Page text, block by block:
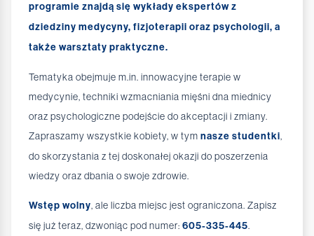
programie znajdą się wykłady ekspertów z
dziedziny medycyny, fizjoterapii oraz psychologii, a
także warsztaty praktyczne.
Tematyka obejmuje m.in. innowacyjne terapie w
medycynie, techniki wzmacniania mięśni dna miednicy
oraz psychologiczne podejście do akceptacji i zmiany.
Zapraszamy wszystkie kobiety, w tym nasze studentki,
do skorzystania z tej doskonałej okazji do poszerzenia
wiedzy oraz dbania o swoje zdrowie.
Wstęp wolny, ale liczba miejsc jest ograniczona. Zapisz
się już teraz, dzwoniąc pod numer: 605-335-445.